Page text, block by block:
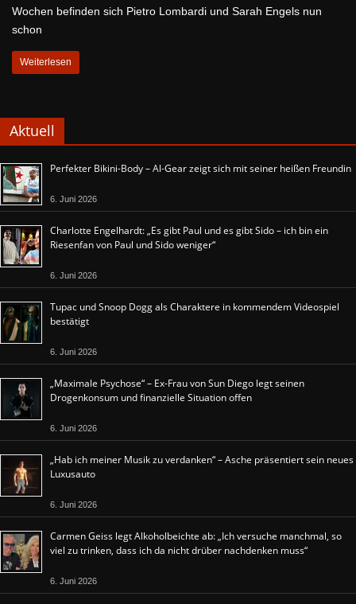
Wochen befinden sich Pietro Lombardi und Sarah Engels nun
schon
Weiterlesen
Aktuell
Perfekter Bikini-Body – Al-Gear zeigt sich mit seiner heißen Freundin
6. Juni 2026
Charlotte Engelhardt: „Es gibt Paul und es gibt Sido – ich bin ein
Riesenfan von Paul und Sido weniger“
6. Juni 2026
Tupac und Snoop Dogg als Charaktere in kommendem Videospiel
bestätigt
6. Juni 2026
„Maximale Psychose“ – Ex-Frau von Sun Diego legt seinen
Drogenkonsum und finanzielle Situation offen
6. Juni 2026
„Hab ich meiner Musik zu verdanken“ – Asche präsentiert sein neues
Luxusauto
6. Juni 2026
Carmen Geiss legt Alkoholbeichte ab: „Ich versuche manchmal, so
viel zu trinken, dass ich da nicht drüber nachdenken muss“
6. Juni 2026